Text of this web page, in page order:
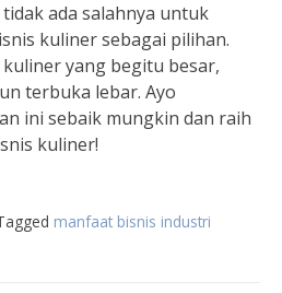
ada salahnya untuk
kuliner sebagai pilihan.
yang begitu besar,
terbuka lebar. Ayo
ini sebaik mungkin dan raih
kuliner!
manfaat bisnis industri